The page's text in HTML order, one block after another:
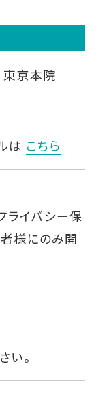
る
東京本院
は こちら
イバシー保
様にのみ開
い。